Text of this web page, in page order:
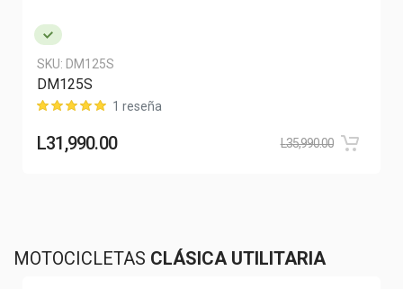
SKU: DM125S
DM125S
1 reseña
L31,990.00 L35,990.00
MOTOCICLETAS CLÁSICA UTILITARIA